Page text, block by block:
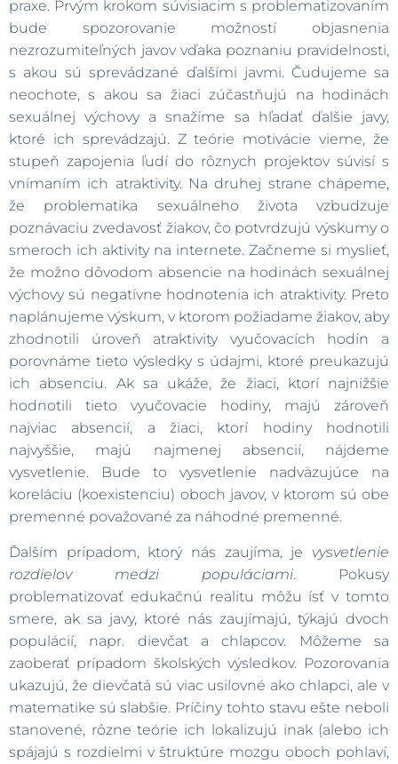
praxe. Prvým krokom súvisiacim s problematizovaním
bude spozorovanie možností objasnenia
nezrozumiteľných javov vďaka poznaniu pravidelnosti,
s akou sú sprevádzané ďalšími javmi. Čudujeme sa
neochote, s akou sa žiaci zúčastňujú na hodinách
sexuálnej výchovy a snažíme sa hľadať ďalšie javy,
ktoré ich sprevádzajú. Z teórie motivácie vieme, že
stupeň zapojenia ľudí do rôznych projektov súvisí s
vnímaním ich atraktivity. Na druhej strane chápeme,
že problematika sexuálneho života vzbudzuje
poznávaciu zvedavosť žiakov, čo potvrdzujú výskumy o
smeroch ich aktivity na internete. Začneme si myslieť,
že možno dôvodom absencie na hodinách sexuálnej
výchovy sú negatívne hodnotenia ich atraktivity. Preto
naplánujeme výskum, v ktorom požiadame žiakov, aby
zhodnotili úroveň atraktivity vyučovacích hodín a
porovnáme tieto výsledky s údajmi, ktoré preukazujú
ich absenciu. Ak sa ukáže, že žiaci, ktorí najnižšie
hodnotili tieto vyučovacie hodiny, majú zároveň
najviac absencií, a žiaci, ktorí hodiny hodnotili
najvyššie, majú najmenej absencií, nájdeme
vysvetlenie. Bude to vysvetlenie nadväzujúce na
koreláciu (koexistenciu) oboch javov, v ktorom sú obe
premenné považované za náhodné premenné.
Ďalším prípadom, ktorý nás zaujíma, je vysvetlenie
rozdielov medzi populáciami. Pokusy
problematizovať edukačnú realitu môžu ísť v tomto
smere, ak sa javy, ktoré nás zaujímajú, týkajú dvoch
populácií, napr. dievčat a chlapcov. Môžeme sa
zaoberať prípadom školských výsledkov. Pozorovania
ukazujú, že dievčatá sú viac usilovné ako chlapci, ale v
matematike sú slabšie. Príčiny tohto stavu ešte neboli
stanovené, rôzne teórie ich lokalizujú inak (alebo ich
spájajú s rozdielmi v štruktúre mozgu oboch pohlaví,